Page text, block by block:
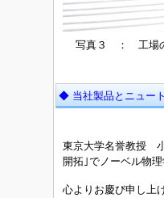
写真３ ： 工場の
◆ 当社製品とニュー
東京大学名誉教授
開拓｣でノーベル物
心よりお慶び申し上